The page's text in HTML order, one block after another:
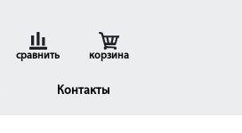
сравнить корзина
Контакты